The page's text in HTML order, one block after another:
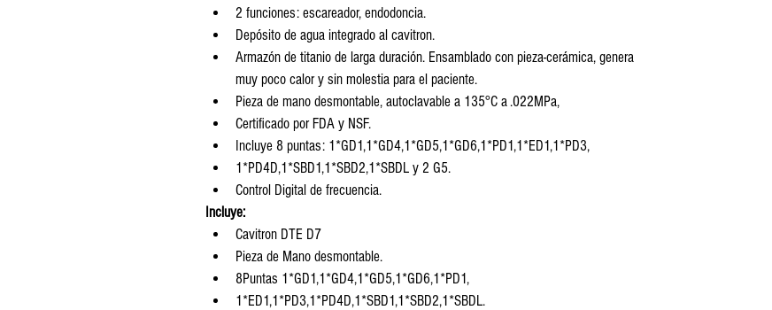
2 funciones: escareador, endodoncia.
Depósito de agua integrado al cavitron.
Armazón de titanio de larga duración. Ensamblado con pieza-cerámica, genera
muy poco calor y sin molestia para el paciente.
Pieza de mano desmontable, autoclavable a 135°C a .022MPa,
Certificado por FDA y NSF.
Incluye 8 puntas: 1*GD1,1*GD4,1*GD5,1*GD6,1*PD1,1*ED1,1*PD3,
1*PD4D,1*SBD1,1*SBD2,1*SBDL y 2 G5.
Control Digital de frecuencia.
Incluye:
Cavitron DTE D7
Pieza de Mano desmontable.
8Puntas 1*GD1,1*GD4,1*GD5,1*GD6,1*PD1,
1*ED1,1*PD3,1*PD4D,1*SBD1,1*SBD2,1*SBDL.